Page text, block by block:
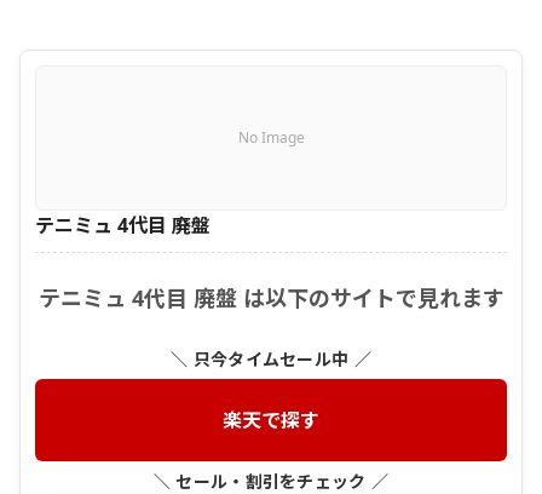
No Image
テニミュ 4代目 廃盤
テニミュ 4代目 廃盤 は以下のサイトで見れます
＼ 只今タイムセール中 ／
楽天で探す
＼ セール・割引をチェック ／